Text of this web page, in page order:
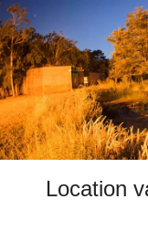
Location